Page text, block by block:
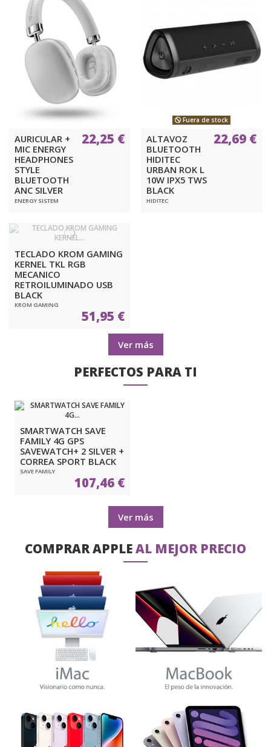
AURICULAR +
MIC ENERGY
HEADPHONES
STYLE
BLUETOOTH
ANC SILVER
ENERGY SISTEM
22,25 €
Fuera de stock
ALTAVOZ
BLUETOOTH
HIDITEC
URBAN ROK L
10W IPX5 TWS
BLACK
HIDITEC
22,69 €
TECLADO KROM GAMING
KERNEL TKL RGB
MECANICO
RETROILUMINADO USB
BLACK
KROM GAMING
51,95 €
Ver más
PERFECTOS PARA TI
SMARTWATCH SAVE
FAMILY 4G GPS
SAVEWATCH+ 2 SILVER +
CORREA SPORT BLACK
SAVE FAMILY
107,46 €
Ver más
COMPRAR APPLEAL MEJOR PRECIO